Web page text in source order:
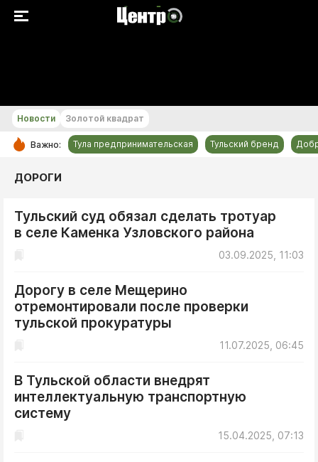
РУБРИКИ
Культура
Тульский бренд
Тула предпринимательская
ДоброЦентр
Новости Золотой квадрат
Важно: Тула предпринимательская Тульский бренд
ДОРОГИ
Тульский суд обязал сделать тротуар
в селе Каменка Узловского района
03.09.2025, 11:03
Дорогу в селе Мещерино
отремонтировали после проверки
тульской прокуратуры
11.07.2025, 06:45
В Тульской области внедрят
интеллектуальную транспортную
систему
15.04.2025, 07:13